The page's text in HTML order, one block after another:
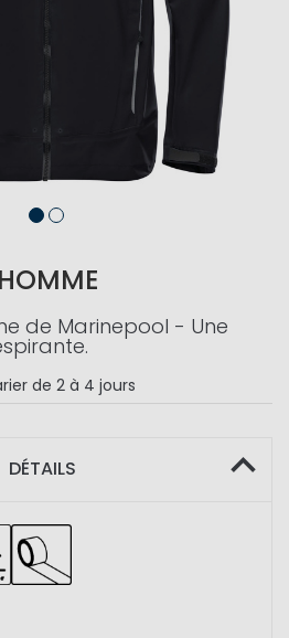
de Marinepool - Une
de 2 à 4 jours
DÉTAILS